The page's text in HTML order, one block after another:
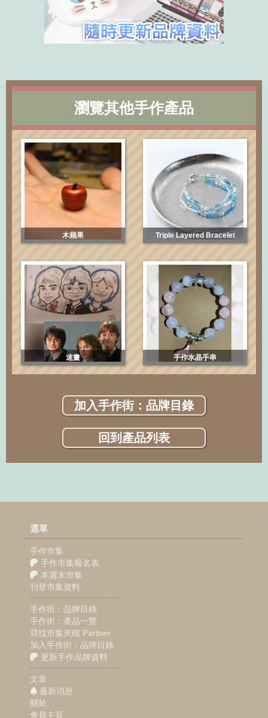
瀏覽其他手作產品
木蘋果 Triple Layered Bracelet
速畫 手作水晶手串
加入手作街：品牌目錄
回到產品列表
選單
手作市集
手作市集報名表
本週末市集
刊登市集資料
手作街：品牌目錄
手作街：產品一覽
尋找市集夾檔 Partner
加入手作街：品牌目錄
更新手作品牌資料
文章
最新消息
關於
會員主頁